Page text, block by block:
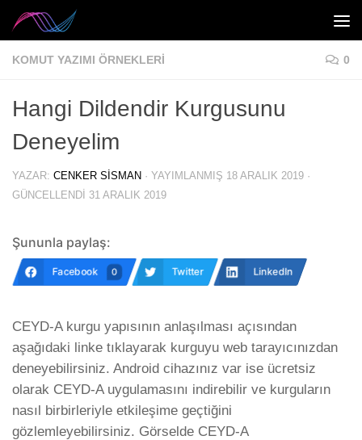
Skip to content
KOMUT YAZIMI ÖRNEKLERI 0
Hangi Dildendir Kurgusunu
Deneyelim
YAZAR: CENKER SISMAN · YAYIMLANMIŞ 18 ARALIK 2019 ·
GÜNCELLENDI 31 ARALIK 2019
Şununla paylaş:
Facebook 0 Twitter LinkedIn
CEYD-A kurgu yapısının anlaşılması açısından
aşağıdaki linke tıklayarak kurguyu web tarayıcınızdan
deneyebilirsiniz. Android cihazınız var ise ücretsiz
olarak CEYD-A uygulamasını indirebilir ve kurguların
nasıl birbirleriyle etkileşime geçtiğini
gözlemleyebilirsiniz. Görselde CEYD-A